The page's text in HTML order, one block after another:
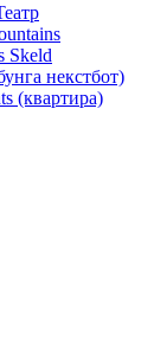
Skeld
некстбот)
(квартира)